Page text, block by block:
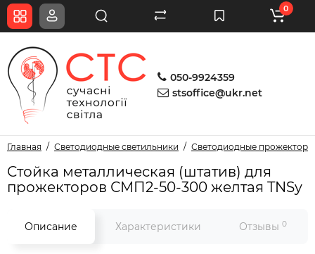
050-9924359
stsoffice@ukr.net
0
Главная Светодиодные светильники Светодиодные прожекторы
Стойка металлическая (штатив) для
прожекторов СМП2-50-300 желтая TNSy
Описание Характеристики Отзывы 0